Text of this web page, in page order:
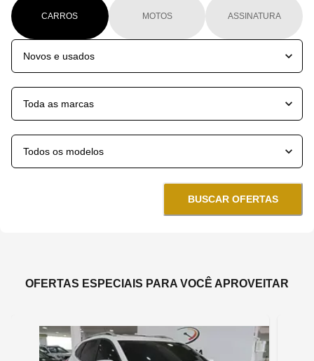
CARROS MOTOS ASSINATURA
BUSCAR OFERTAS
OFERTAS ESPECIAIS PARA VOCÊ APROVEITAR